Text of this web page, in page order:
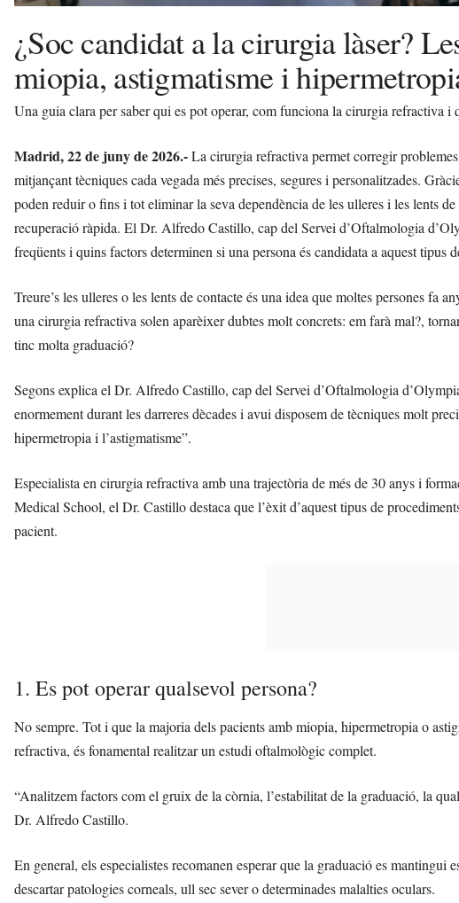
¿Soc candidat a la cirurgia làser?
miopia, astigmatisme i
Una guia clara per saber qui es pot operar, com funciona la cirurgia refractiva i
Madrid, 22 de juny de 2026.-La cirurgia refractiva permet corregir
mitjançant tècniques cada vegada més precises, segures i personalitzades.
poden reduir o fins i tot eliminar la seva dependència de les ulleres i les lents
recuperació ràpida. El Dr. Alfredo Castillo, cap del Servei d’Oftalmologia
freqüents i quins factors determinen si una persona és candidata a aquest tipus
Treure’s les ulleres o les lents de contacte és una idea que moltes persones fa
una cirurgia refractiva solen aparèixer dubtes molt concrets: em farà mal?,
tinc molta graduació?
Segons explica el Dr. Alfredo Castillo, cap del Servei d’Oftalmologia
enormement durant les darreres dècades i avui disposem de tècniques molt
hipermetropia i l’astigmatisme”.
Especialista en cirurgia refractiva amb una trajectòria de més de 30 anys i
Medical School, el Dr. Castillo destaca que l’èxit d’aquest tipus de
pacient.
1. Es pot operar qualsevol persona?
No sempre. Tot i que la majoria dels pacients amb miopia, hipermetropia o
refractiva, és fonamental realitzar un estudi oftalmològic complet.
“Analitzem factors com el gruix de la còrnia, l’estabilitat de la graduació, la
Dr. Alfredo Castillo.
En general, els especialistes recomanen esperar que la graduació es mantingui
descartar patologies corneals, ull sec sever o determinades malalties oculars.